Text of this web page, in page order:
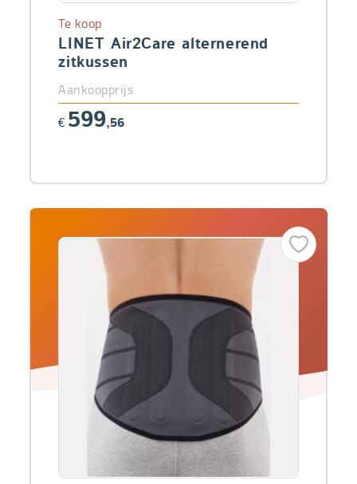
LINET Air2Care alternerend
zitkussen
Te koop
Aankoopprijs
€ 599,56